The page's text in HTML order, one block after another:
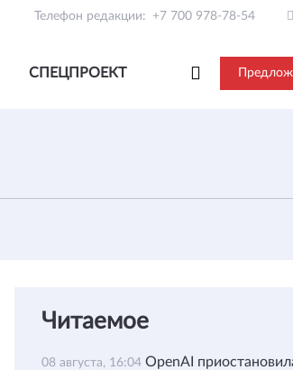
Телефон редакции: +7 700 978-78-54
СПЕЦПРОЕКТ
Читаемое
08 августа, 16:04 OpenAI